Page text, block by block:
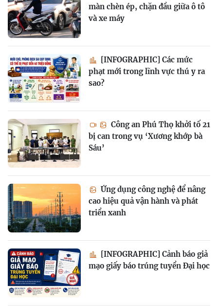
màn chèn ép, chặn đầu giữa ô tô
và xe máy
[INFOGRAPHIC] Các mức
phạt mới trong lĩnh vực thú y ra
sao?
Công an Phú Thọ khởi tố 21
bị can trong vụ ‘Xương khớp bà
Sáu’
Ứng dụng công nghệ để nâng
cao hiệu quả vận hành và phát
triển xanh
[INFOGRAPHIC] Cảnh báo giả
mạo giấy báo trúng tuyển Đại học